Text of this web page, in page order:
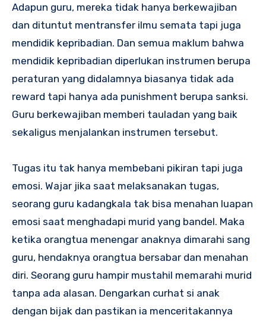
Adapun guru, mereka tidak hanya berkewajiban
dan dituntut mentransfer ilmu semata tapi juga
mendidik kepribadian. Dan semua maklum bahwa
mendidik kepribadian diperlukan instrumen berupa
peraturan yang didalamnya biasanya tidak ada
reward tapi hanya ada punishment berupa sanksi.
Guru berkewajiban memberi tauladan yang baik
sekaligus menjalankan instrumen tersebut.
Tugas itu tak hanya membebani pikiran tapi juga
emosi. Wajar jika saat melaksanakan tugas,
seorang guru kadangkala tak bisa menahan luapan
emosi saat menghadapi murid yang bandel. Maka
ketika orangtua menengar anaknya dimarahi sang
guru, hendaknya orangtua bersabar dan menahan
diri. Seorang guru hampir mustahil memarahi murid
tanpa ada alasan. Dengarkan curhat si anak
dengan bijak dan pastikan ia menceritakannya